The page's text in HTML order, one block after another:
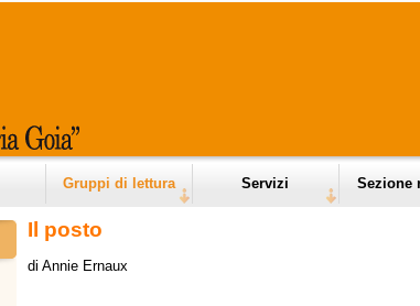
Gruppi di lettura Servizi Sezione
Il posto
di Annie Ernaux